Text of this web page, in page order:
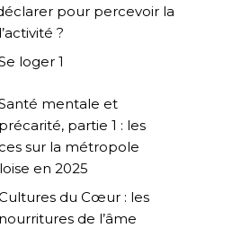
pour percevoir la
?
loger 1
mentale et
précarité, partie 1 : les
sur la métropole
en 2025
du Cœur : les
nourritures de l’âme